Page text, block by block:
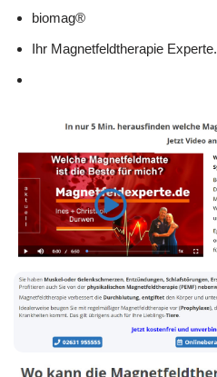
biomag®
Ihr Magnetfeldtherapie Experte.